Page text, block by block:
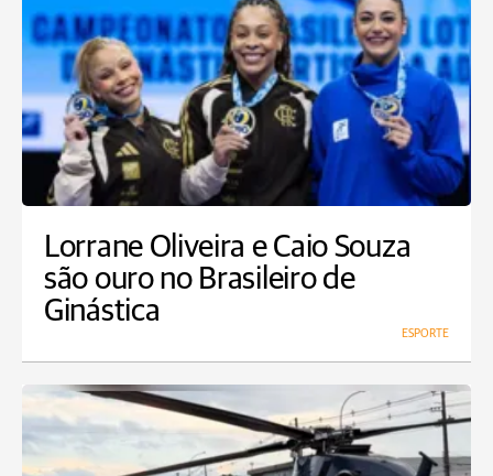
Lorrane Oliveira e Caio Souza
são ouro no Brasileiro de
Ginástica
ESPORTE